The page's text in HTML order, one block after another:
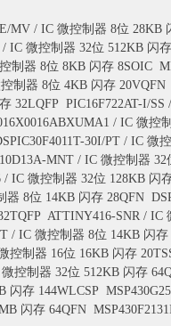
MV / IC 微控制器 8位 28KB
/ IC 微控制器 32位 512KB 闪
制器 8位 8KB 闪存 8SOIC
制器 8位 4KB 闪存 20VQFN
32LQFP PIC16F722AT-I/
/ IC 微控
30I/PT / IC 微
MNT / IC 微控制器 32
/ IC 微控制器 32位 128KB 闪
器 8位 14KB 闪存 28QFN
ATTINY416-SNR / IC
/ IC 微控制器 8位 14KB 闪存
控制器 16位 16KB 闪存
控制器 32位 512KB 闪存
闪存 144WLCSP
闪存 64QFN